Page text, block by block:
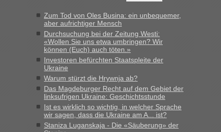
Berichte und Reisetipps • Re: An welchem
Grenzübergang zwischen Polen und der Ukraine geht es am
schnellsten?
„Derzeit, ist es überall sehr voll an den Grenzen Ukraine/
Polen. Zb. Krakovets 100 PKW ca. 10 h Wartezeit. Wollen
Montag rüber, versuchen es sehr früh.“
Zum Tod von Oles Busina: ein unbequemer,
aber aufrichtiger Mensch
Durchsuchung bei der Zeitung Westi:
«Wollen Sie uns etwa umbringen? Wir
können (Euch) auch töten.»
Investoren befürchten Staatspleite der
Ukraine
Warum stürzt die Hrywnja ab?
Das Magdeburger Recht auf dem Gebiet der
linksufrigen Ukraine: Geschichtsstunde
Ist es wirklich so wichtig, in welcher Sprache
wir sagen, dass die Ukraine am A... ist?
Staniza Luganskaja - Die «Säuberung» der